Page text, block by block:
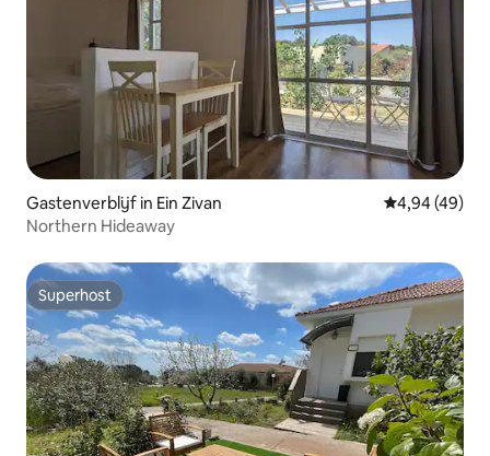
Gastenverblijf in Ein Zivan Gemiddelde
4,94 (49)
Northern Hideaway
Superhost
Superhost